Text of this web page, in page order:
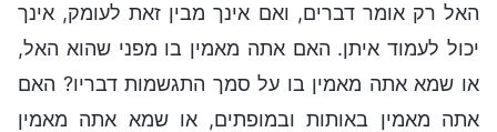
האל רק אומר דברים, ואם אינך מבין זאת לעומק, אינך
יכול לעמוד איתן. האם אתה מאמין בו מפני שהוא האל,
או שמא אתה מאמין בו על סמך התגשמות דבריו? האם
אתה מאמין באותות ובמופתים, או שמא אתה מאמין